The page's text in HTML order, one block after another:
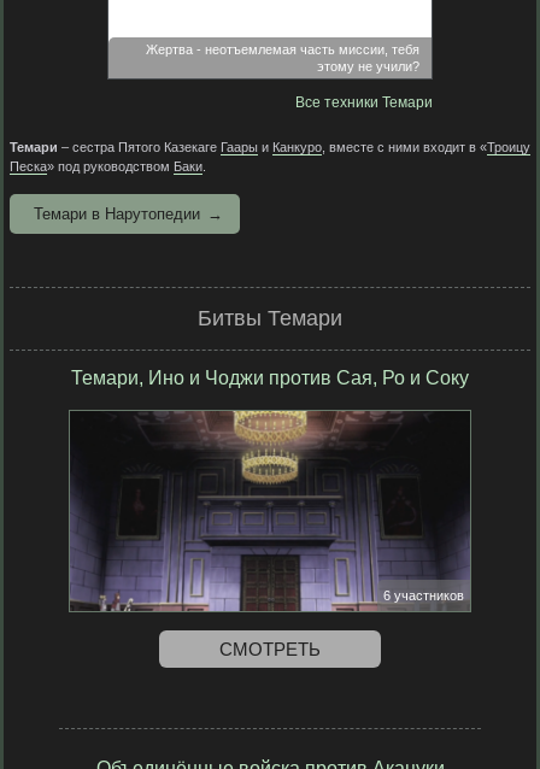
Жертва - неотъемлемая часть миссии, тебя
этому не учили?
Все техники Темари
Темари – сестра Пятого Казекаге Гаары и Канкуро , вместе с ними входит в «Троицу
Песка» под руководством Баки
Темари в Нарутопедии
Битвы Темари
Темари, Ино и Чоджи против Сая, Ро и Соку
6 участников
СМОТРЕТЬ